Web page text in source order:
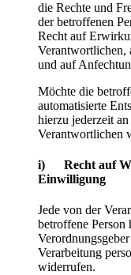
die Rechte und
der betroffenen
Recht auf
Verantwortlichen,
und auf
Möchte die
automatisierte
hierzu jederzeit
Verantwortlichen
i) Recht auf
Einwilligung
Jede von der
betroffene
Verarbeitung
widerrufen.